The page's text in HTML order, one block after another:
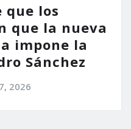
que los
que la nueva
impone la
Sánchez
2026